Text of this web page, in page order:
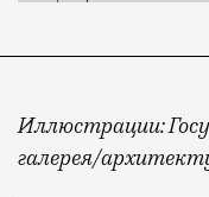
Иллюстрации:
галерея/